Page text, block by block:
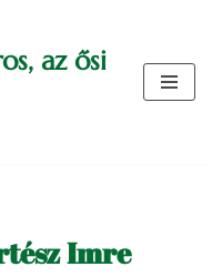
az ősi
Imre